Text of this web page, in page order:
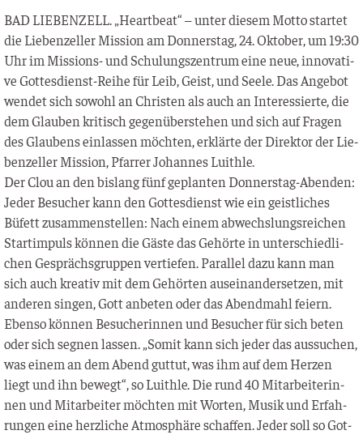
BAD LIEBENZELL. „Heart­beat“ – unter die­sem Mot­to star­tet
die Lie­ben­zel­ler Mis­si­on am Don­ners­tag, 24. Okto­ber, um 19:30
Uhr im Mis­si­ons- und Schu­lungs­zen­trum eine neue, inno­va­ti­
ve Got­tes­dienst-Rei­he für Leib, Geist, und See­le. Das Ange­bot
wen­det sich sowohl an Chris­ten als auch an Inter­es­sier­te, die
dem Glau­ben kri­tisch gegen­über­ste­hen und sich auf Fra­gen
des Glau­bens ein­las­sen möch­ten, erklär­te der Direk­tor der Lie­
ben­zel­ler Mis­si­on, Pfar­rer Johan­nes Luithle.
Der Clou an den bis­lang fünf geplan­ten Don­ners­tag-Aben­den:
Jeder Besu­cher kann den Got­tes­dienst wie ein geist­li­ches
Büfett zusam­men­stel­len: Nach einem abwechs­lungs­rei­chen
Start­im­puls kön­nen die Gäs­te das Gehör­te in unter­schied­li­
chen Gesprächs­grup­pen ver­tie­fen. Par­al­lel dazu kann man
sich auch krea­tiv mit dem Gehör­ten aus­ein­an­der­set­zen, mit
ande­ren sin­gen, Gott anbe­ten oder das Abend­mahl fei­ern.
Eben­so kön­nen Besu­che­rin­nen und Besu­cher für sich beten
oder sich seg­nen las­sen. „Somit kann sich jeder das aus­su­chen,
was einem an dem Abend gut­tut, was ihm auf dem Her­zen
liegt und ihn bewegt“, so Luith­le. Die rund 40 Mit­ar­bei­te­rin­
nen und Mit­ar­bei­ter möch­ten mit Wor­ten, Musik und Erfah­
run­gen eine herz­li­che Atmo­sphä­re schaf­fen. Jeder soll so Got­